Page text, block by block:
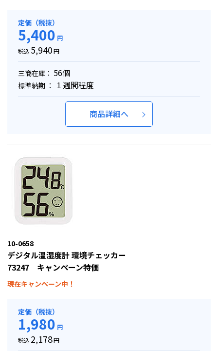
定価（税抜）
5,400 円
税込 5,940円
三商在庫： 56個
標準納期 ： １週間程度
商品詳細へ
10-0658
デジタル温湿度計 環境チェッカー
73247 キャンペーン特価
現在キャンペーン中！
定価（税抜）
1,980 円
税込 2,178円